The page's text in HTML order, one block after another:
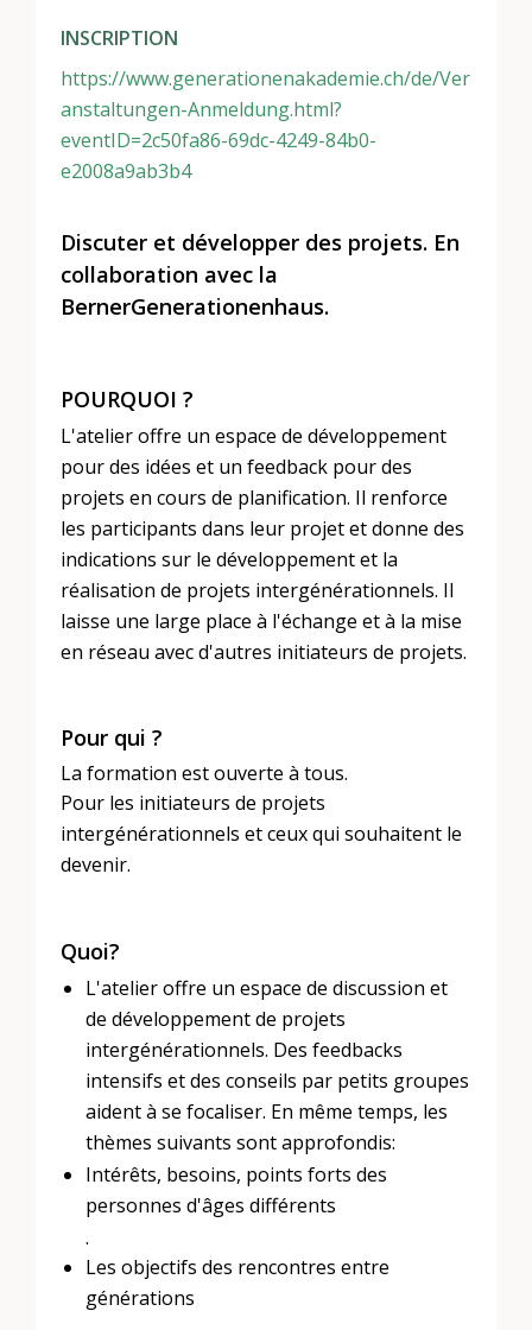
INSCRIPTION
https://www.generationenakademie.ch/de/Ver
anstaltungen-Anmeldung.html?
eventID=2c50fa86-69dc-4249-84b0-
e2008a9ab3b4
Discuter et développer des projets. En
collaboration avec la
BernerGenerationenhaus.
POURQUOI ?
L'atelier offre un espace de développement
pour des idées et un feedback pour des
projets en cours de planification. Il renforce
les participants dans leur projet et donne des
indications sur le développement et la
réalisation de projets intergénérationnels. Il
laisse une large place à l'échange et à la mise
en réseau avec d'autres initiateurs de projets.
Pour qui ?
La formation est ouverte à tous.
Pour les initiateurs de projets
intergénérationnels et ceux qui souhaitent le
devenir.
Quoi?
L'atelier offre un espace de discussion et
de développement de projets
intergénérationnels. Des feedbacks
intensifs et des conseils par petits groupes
aident à se focaliser. En même temps, les
thèmes suivants sont approfondis:
Intérêts, besoins, points forts des
personnes d'âges différents
.
Les objectifs des rencontres entre
générations